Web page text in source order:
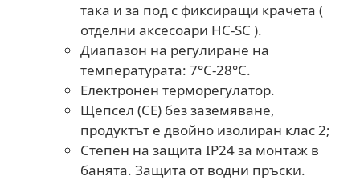
така и за под с фиксиращи крачета (
отделни аксесоари HC-SC ).
Диапазон на регулиране на
температурата: 7°C-28°C.
Електронен терморегулатор.
Щепсел (CE) без заземяване,
продуктът е двойно изолиран клас 2;
Степен на защита IP24 за монтаж в
банята. Защита от водни пръски.